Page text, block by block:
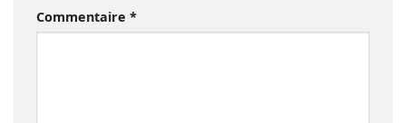
Commentaire *